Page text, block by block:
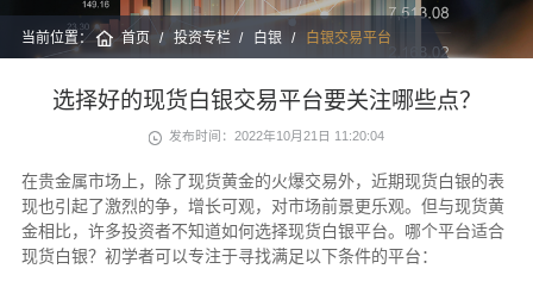
当前位置： 首页 投资专栏 白银 白银交易平台
选择好的现货白银交易平台要关注哪些点？
发布时间：2022年10月21日 11:20:04
在贵金属市场上，除了现货黄金的火爆交易外，近期现货白银的表
现也引起了激烈的争，增长可观，对市场前景更乐观。但与现货黄
金相比，许多投资者不知道如何选择现货白银平台。哪个平台适合
现货白银？初学者可以专注于寻找满足以下条件的平台：